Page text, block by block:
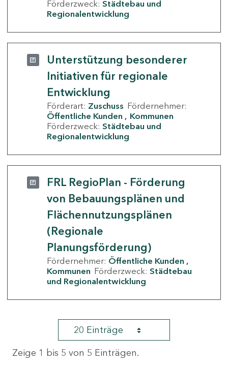
Förderzweck: Städtebau und
Regionalentwicklung
Unterstützung besonderer
Initiativen für regionale
Entwicklung
Förderart: Zuschuss Fördernehmer:
Öffentliche Kunden
Kommunen
Förderzweck: Städtebau und
Regionalentwicklung
FRL RegioPlan - Förderung
von Bebauungsplänen und
Flächennutzungsplänen
(Regionale
Planungsförderung)
Fördernehmer: Öffentliche Kunden
Kommunen Förderzweck: Städtebau
und Regionalentwicklung
20 Einträge
Zeige 1 bis 5 von 5 Einträgen.